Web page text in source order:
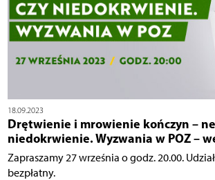
18.09.2023
Drętwienie i mrowienie kończyn –
niedokrwienie. Wyzwania w POZ –
Zapraszamy 27 września o godz. 20.00.
bezpłatny.